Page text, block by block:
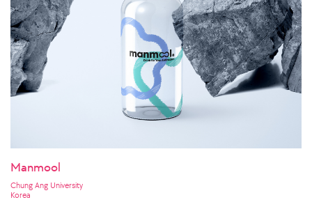
Manmool
Chung Ang University
Korea